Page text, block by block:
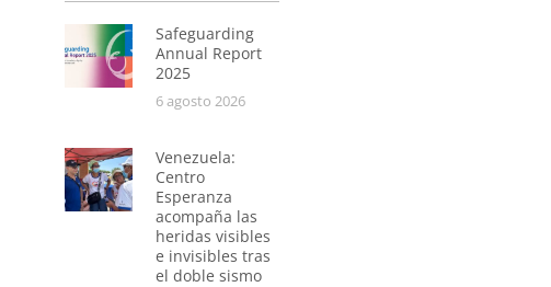
Safeguarding
Annual Report
2025
6 agosto 2026
Venezuela:
Centro
Esperanza
acompaña las
heridas visibles
e invisibles tras
el doble sismo